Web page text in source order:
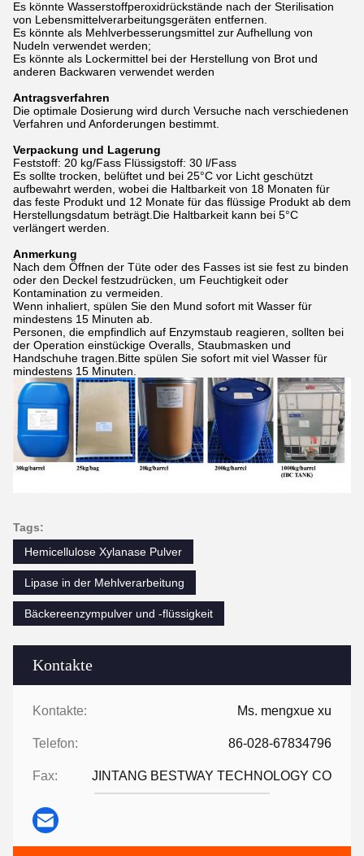
Kontakte
Kontakte: Ms. mengxue xu
Telefon: 86-028-67834796
Fax: JINTANG BESTWAY TECHNOLOGY CO
Es könnte Wasserstoffperoxidrückstände nach der Sterilisation
von Lebensmittelverarbeitungsgeräten entfernen.
Es könnte als Mehlverbesserungsmittel zur Aufhellung von
Nudeln verwendet werden;
Es könnte als Lockermittel bei der Herstellung von Brot und
anderen Backwaren verwendet werden
Antragsverfahren
Die optimale Dosierung wird durch Versuche nach verschiedenen
Verfahren und Anforderungen bestimmt.
Verpackung und Lagerung
Feststoff: 20 kg/Fass Flüssigstoff: 30 l/Fass
Es sollte trocken, belüftet und bei 25°C vor Licht geschützt
aufbewahrt werden, wobei die Haltbarkeit von 18 Monaten für
das feste Produkt und 12 Monate für das flüssige Produkt ab dem
Herstellungsdatum beträgt.Die Haltbarkeit kann bei 5°C
verlängert werden.
Anmerkung
Nach dem Öffnen der Tüte oder des Fasses ist sie fest zu binden
oder den Deckel festzudrücken, um Feuchtigkeit oder
Kontamination zu vermeiden.
Wenn inhaliert, spülen Sie den Mund sofort mit Wasser für
mindestens 15 Minuten ab.
Personen, die empfindlich auf Enzymstaub reagieren, sollten bei
der Operation einstückige Overalls, Staubmasken und
Handschuhe tragen.Bitte spülen Sie sofort mit viel Wasser für
mindestens 15 Minuten.
Tags:
Hemicellulose Xylanase Pulver
Lipase in der Mehlverarbeitung
Bäckereenzympulver und -flüssigkeit